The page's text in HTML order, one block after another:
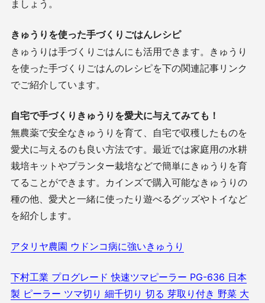
ましょう。
きゅうりを使った手づくりごはんレシピ
きゅうりは手づくりごはんにも活用できます。きゅうり
を使った手づくりごはんのレシピを下の関連記事リンク
でご紹介しています。
自宅で手づくりきゅうりを愛犬に与えてみても！
無農薬で安全なきゅうりを育て、自宅で収穫したものを
愛犬に与えるのも良い方法です。最近では家庭用の水耕
栽培キットやプランター栽培などで簡単にきゅうりを育
てることができます。カインズで購入可能なきゅうりの
種の他、愛犬と一緒に使ったり遊べるグッズやトイなど
を紹介します。
アタリヤ農園 ウドンコ病に強いきゅうり
下村工業 プログレード 快速ツマピーラー PG-636 日本
製 ピーラー ツマ切り 細千切り 切る 芽取り付き 野菜 大